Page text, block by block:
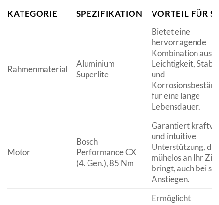
KATEGORIE SPEZIFIKATION VORTEIL FÜR
Rahmenmaterial
Aluminium
Superlite
Bietet eine
hervorragende
Kombination aus
Leichtigkeit,
und
für eine lange
Lebensdauer.
Motor
Bosch
Performance CX
(4. Gen.), 85 Nm
Garantiert
und intuitive
Unterstützung, die
mühelos an Ihr Ziel
bringt, auch bei
Anstiegen.
Ermöglicht